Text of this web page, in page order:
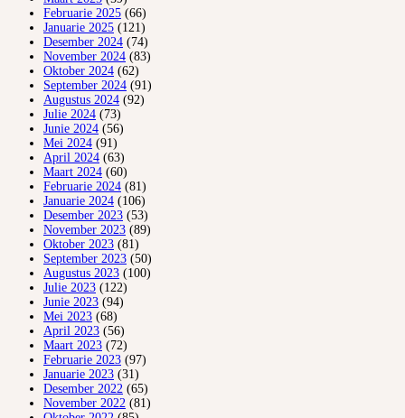
Februarie 2025 (66)
Januarie 2025 (121)
Desember 2024 (74)
November 2024 (83)
Oktober 2024 (62)
September 2024 (91)
Augustus 2024 (92)
Julie 2024 (73)
Junie 2024 (56)
Mei 2024 (91)
April 2024 (63)
Maart 2024 (60)
Februarie 2024 (81)
Januarie 2024 (106)
Desember 2023 (53)
November 2023 (89)
Oktober 2023 (81)
September 2023 (50)
Augustus 2023 (100)
Julie 2023 (122)
Junie 2023 (94)
Mei 2023 (68)
April 2023 (56)
Maart 2023 (72)
Februarie 2023 (97)
Januarie 2023 (31)
Desember 2022 (65)
November 2022 (81)